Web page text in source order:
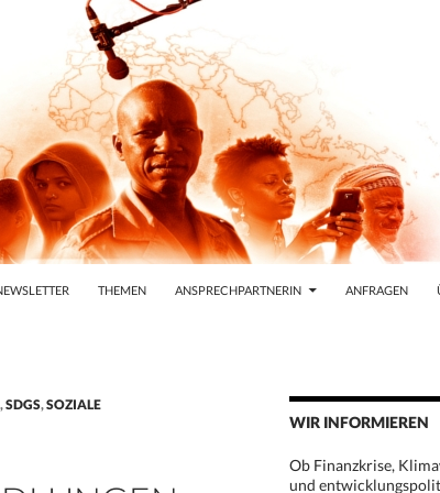
THEMEN ANSPRECHPARTNERIN ANFRAGEN
,SDGS,SOZIALE
WIR INFORMIEREN
Ob Finanzkrise,
und